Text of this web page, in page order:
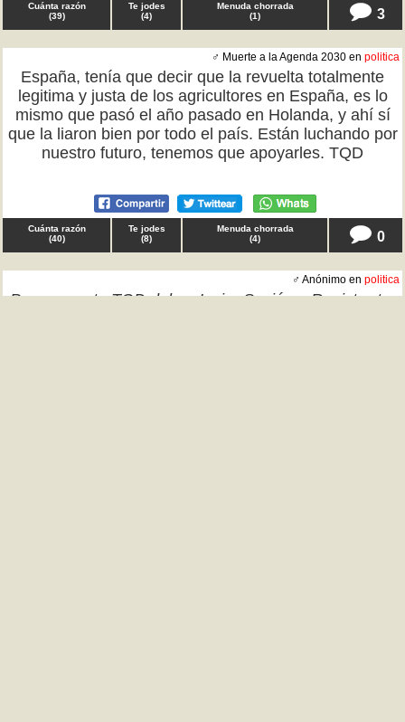
Cuánta razón
(39)
Te jodes
(4)
Menuda chorrada
(1) 3
♂ Muerte a la Agenda 2030 en politica
España, tenía que decir que la revuelta totalmente
legitima y justa de los agricultores en España, es lo
mismo que pasó el año pasado en Holanda, y ahí sí
que la liaron bien por todo el país. Están luchando por
nuestro futuro, tenemos que apoyarles. TQD
Cuánta razón
(40)
Te jodes
(8)
Menuda chorrada
(4) 0
♂ Anónimo en politica
Para ver este TQD debesInciar SesiónoRegistrarte.